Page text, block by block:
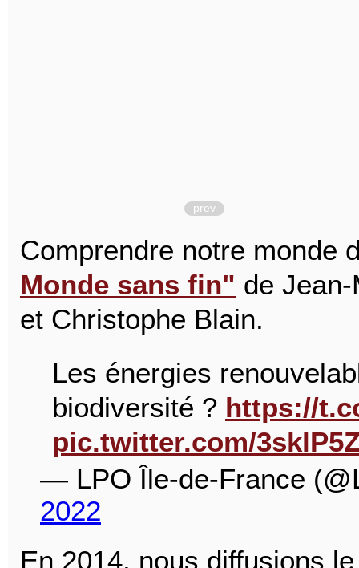
prev
Comprendre notre monde
Monde sans fin" de
et Christophe Blain.
Les énergies
biodiversité ? https://
pic.twitter.com/
— LPO Île-de-France
2022
En 2014, nous diffusions